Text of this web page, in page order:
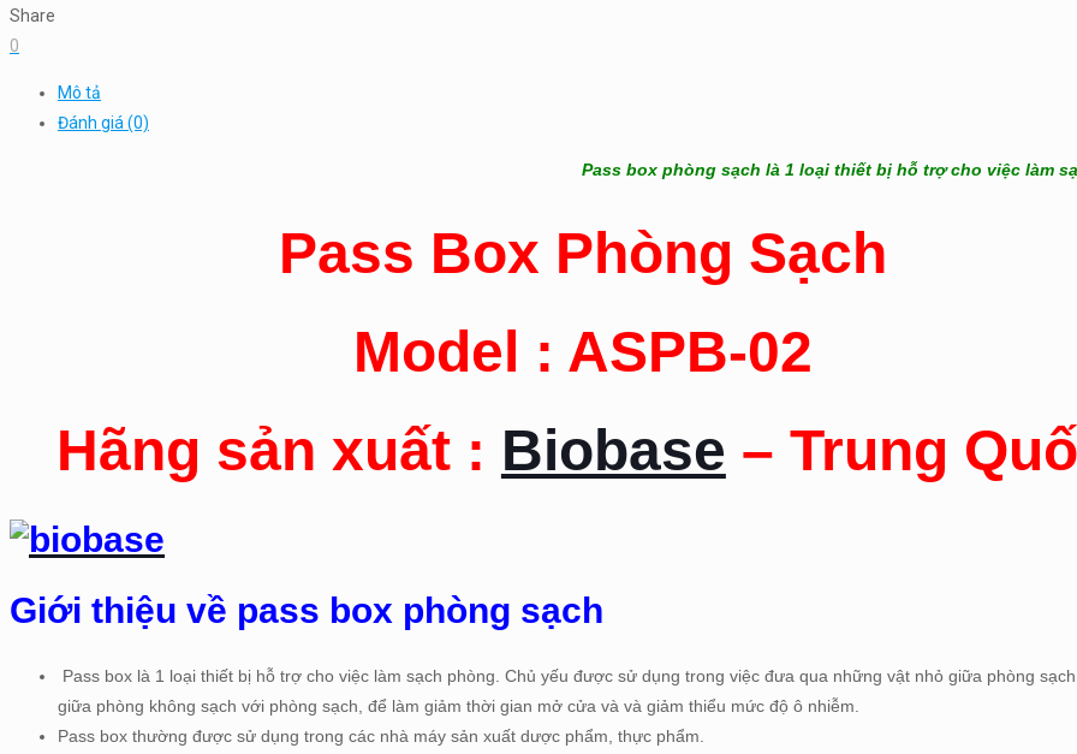
Share
0
Mô tả
Đánh giá (0)
Pass box phòng sạch là 1 loại thiết bị hỗ trợ cho việc làm
Pass Box Phòng Sạch
Model : ASPB-02
Hãng sản xuất : Biobase – Trung
Giới thiệu về pass box phòng sạch
Pass box là 1 loại thiết bị hỗ trợ cho việc làm sạch phòng. Chủ yếu được sử dụng trong việc đưa qua những vật nhỏ giữa phòng sạch
giữa phòng không sạch với phòng sạch, để làm giảm thời gian mở cửa và và giảm thiểu mức độ ô nhiễm.
Pass box thường được sử dụng trong các nhà máy sản xuất dược phẩm, thực phẩm.